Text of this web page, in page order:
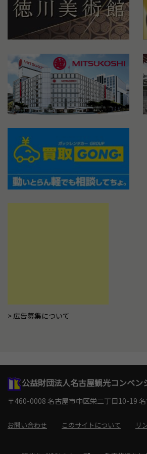
広告募集について
公益財団法人名古屋観光コンベン
〒460-0008 名古屋市中区栄二丁目10-19
お問い合わせ このサイトについて リ